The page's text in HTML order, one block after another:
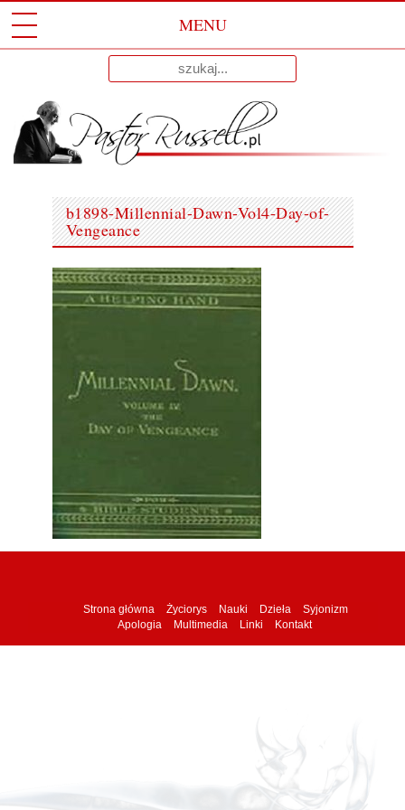
MENU
Treści
dla:
b1898-Millennial-Dawn-Vol4-Day-of-
Vengeance
Strona główna Życiorys Nauki Dzieła
Syjonizm
Apologia
Multimedia Linki Kontakt